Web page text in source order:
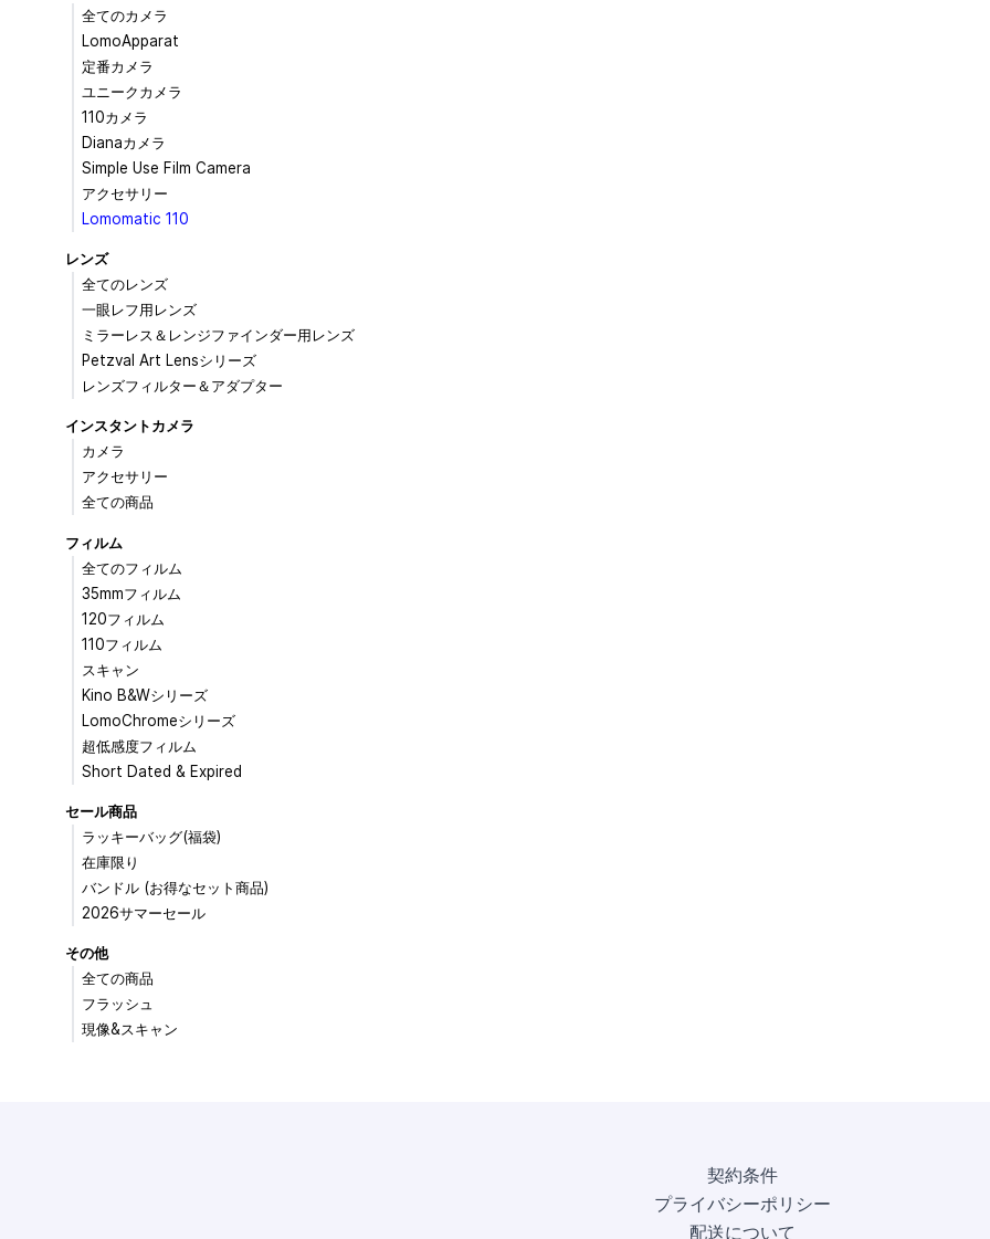
全てのカメラ
LomoApparat
定番カメラ
ユニークカメラ
110カメラ
Dianaカメラ
Simple Use Film Camera
アクセサリー
Lomomatic 110
レンズ
全てのレンズ
一眼レフ用レンズ
ミラーレス＆レンジファインダー用レンズ
Petzval Art Lensシリーズ
レンズフィルター＆アダプター
インスタントカメラ
カメラ
アクセサリー
全ての商品
フィルム
全てのフィルム
35mmフィルム
120フィルム
110フィルム
スキャン
Kino B&Wシリーズ
LomoChromeシリーズ
超低感度フィルム
Short Dated & Expired
セール商品
ラッキーバッグ(福袋)
在庫限り
バンドル (お得なセット商品)
2026サマーセール
その他
全ての商品
フラッシュ
現像&スキャン
契約条件
プライバシーポリシー
配送について